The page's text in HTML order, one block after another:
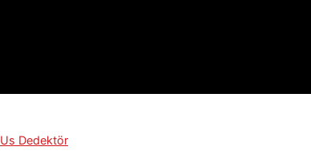
Us Dedektör